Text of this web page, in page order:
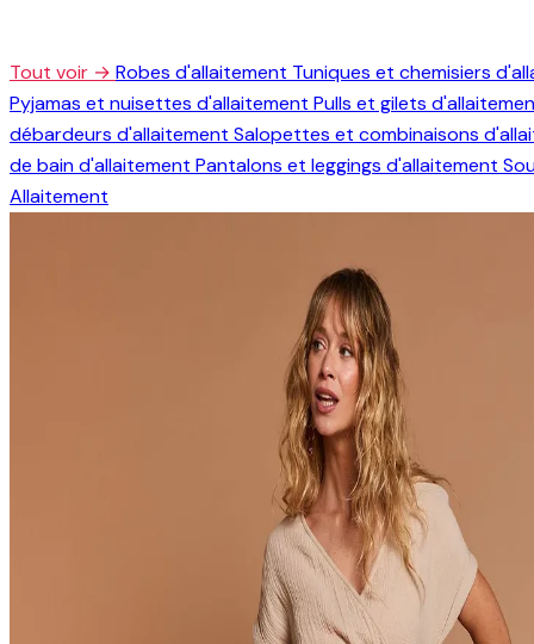
Tout voir → Robes d'allaitement Tuniques et chemisiers
Pyjamas et nuisettes d'allaitement Pulls et gilets
débardeurs d'allaitement Salopettes et combinaisons
de bain d'allaitement Pantalons et leggings d'allaitement
Allaitement